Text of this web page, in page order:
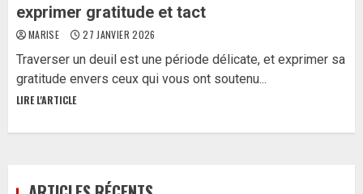
exprimer gratitude et tact
MARISE 27 JANVIER 2026
Traverser un deuil est une période délicate, et exprimer sa
gratitude envers ceux qui vous ont soutenu...
LIRE L'ARTICLE